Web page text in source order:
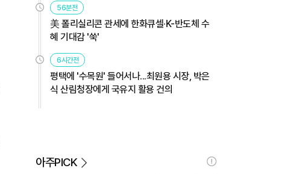
56분전
美 폴리실리콘 관세에 한화큐셀·K-반도체 수
혜 기대감 '쑥'
6시간전
평택에 '수목원' 들어서나...최원용 시장, 박은
식 산림청장에게 국유지 활용 건의
아주PICK